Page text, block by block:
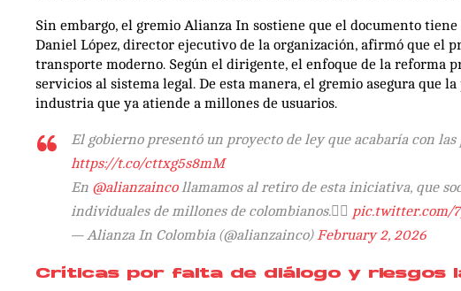
Sin embargo, el gremio Alianza In sostiene que el documento
Daniel López, director ejecutivo de la organización, afirmó que el
transporte moderno. Según el dirigente, el enfoque de la reforma
servicios al sistema legal. De esta manera, el gremio asegura que
industria que ya atiende a millones de usuarios.
El gobierno presentó un proyecto de ley que acabaría con
https://t.co/cttxg5s8mM
En @alianzaincollamamos al retiro de esta iniciativa, que
individuales de millones de colombianos.👇🏼 pic.twitter.com/
— Alianza In Colombia (@alianzainco) February 2, 2026
Críticas por falta de diálogo y riesgos